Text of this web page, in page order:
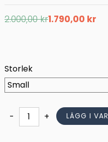
2.000,00kr
Det
ursprungliga
1.790,00 kr
Det
nuvarande
Storlek
-
WoolShell
Sport
+ LÄGG I